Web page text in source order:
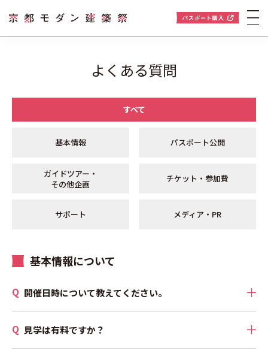
よくある質問
すべて
基本情報 パスポート公開
ガイドツアー・
その他企画
チケット・参加費
サポート メディア・PR
基本情報について
開催日時について教えてください。
見学は有料ですか？